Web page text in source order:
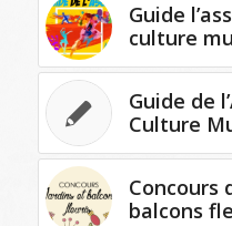
Guide
culture
Guide de
Culture
Concours
balcons